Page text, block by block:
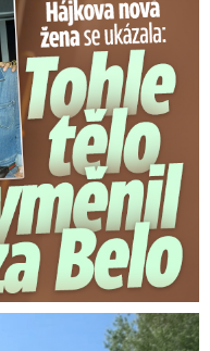
se ukázala...
na 16 stran